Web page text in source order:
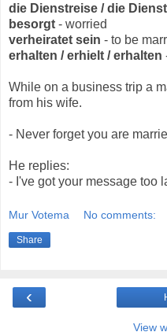
die Dienstreise / die
besorgt - worried
verheiratet sein - to be
erhalten / erhielt / erhalten
While on a business trip a
from his wife.
- Never forget you are
He replies:
- I've got your message too
Mur Votema No comments:
Share
‹
View